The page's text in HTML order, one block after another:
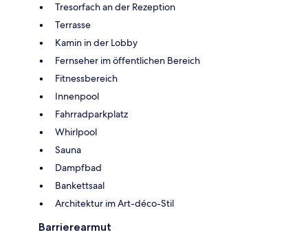
Tresorfach an der Rezeption
Terrasse
Kamin in der Lobby
Fernseher im öffentlichen Bereich
Fitnessbereich
Innenpool
Fahrradparkplatz
Whirlpool
Sauna
Dampfbad
Bankettsaal
Architektur im Art-déco-Stil
Barrierearmut